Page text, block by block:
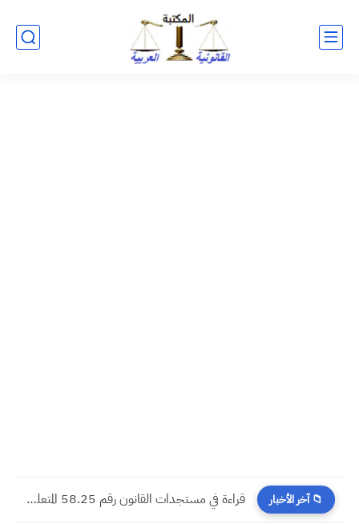
📁 آخر الأخبار مسجدات جرائم الشيك في قانون المسطرة المدنية الجديد